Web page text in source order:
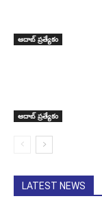
ఆదాబ్ ప్రత్యేకం
ఆదాబ్ ప్రత్యేకం
LATEST NEWS